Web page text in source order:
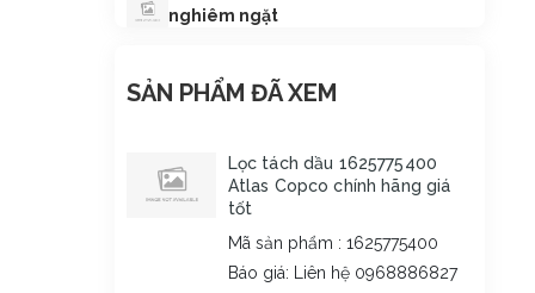
nghiêm ngặt
công trình Kho hàng lớn, đáp ứng mọi nhu
cầu đặt hàng
Hợp tác lâu dài - Hỗ trợ tận tâm
Tư vấn chuyên sâu, hỗ trợ kỹ thuật miễn phí
Chính sách giá cạnh tranh, ưu đãi cho đối tác
SẢN PHẨM ĐÃ XEM
Lọc tách dầu 1625775400
Atlas Copco chính hãng giá
tốt
Mã sản phẩm : 1625775400
Báo giá: Liên hệ 0968886827